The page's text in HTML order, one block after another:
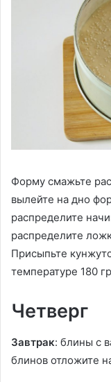
Форму смажьте
вылейте на дно
распределите
распределите
Присыпьте
температуре 180
Четверг
Завтрак: блины с
блинов отложите